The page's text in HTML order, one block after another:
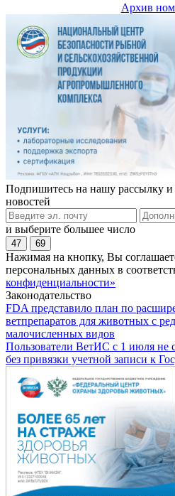
Архив
Подпишитесь на нашу рассылку и
новостей
и выберите большее число
47 69
Нажимая на кнопку, Вы
персональных данных в
конфиденциальности»
Законодательство
FDA представило план по
ветпрепаратов для животных с
малочисленных видов
Пользователи ВетИС с 1 июля не
без привязки учетной записи к